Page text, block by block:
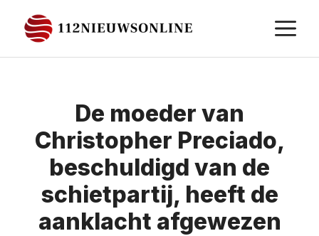
naar
de
De moeder van
Christopher Preciado,
beschuldigd van de
schietpartij, heeft de
aanklacht afgewezen